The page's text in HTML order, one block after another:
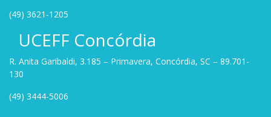
(49) 3621-1205
UCEFF Concórdia
R. Anita Garibaldi, 3.185 – Primavera, Concórdia, SC – 89.701-
130
(49) 3444-5006